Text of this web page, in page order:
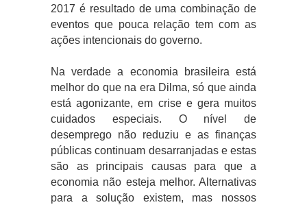
2017 é resultado de uma combinação de
eventos que pouca relação tem com as
ações intencionais do governo.
Na verdade a economia brasileira está
melhor do que na era Dilma, só que ainda
está agonizante, em crise e gera muitos
cuidados especiais. O nível de
desemprego não reduziu e as finanças
públicas continuam desarranjadas e estas
são as principais causas para que a
economia não esteja melhor. Alternativas
para a solução existem, mas nossos